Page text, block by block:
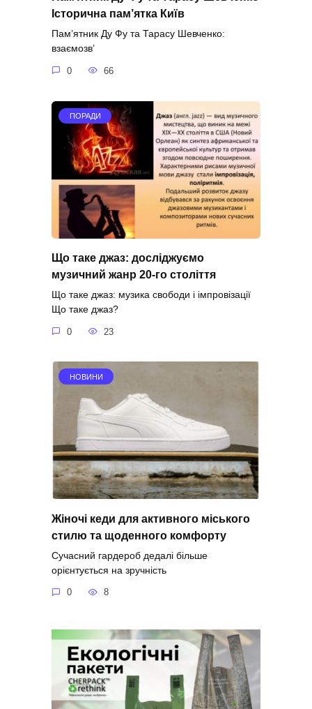
Історична пам’ятка Київ
Пам’ятник Ду Фу та Тарасу Шевченко:
взаємозв’
0 66
ПОРАДИ
Що таке джаз: досліджуємо
музичний жанр 20-го століття
Що таке джаз: музика свободи і імпровізації
Що таке джаз?
0 23
НОВИНИ
Жіночі кеди для активного міського
стилю та щоденного комфорту
Сучасний гардероб дедалі більше
орієнтується на зручність
0 8